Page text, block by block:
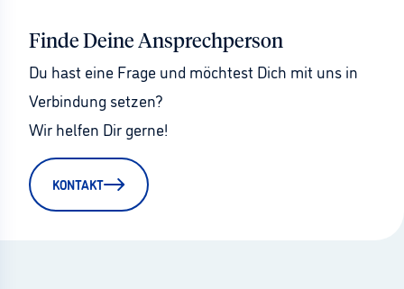
Finde Deine Ansprechperson
Du hast eine Frage und möchtest Dich mit uns in
Verbindung setzen?
Wir helfen Dir gerne!
KONTAKT